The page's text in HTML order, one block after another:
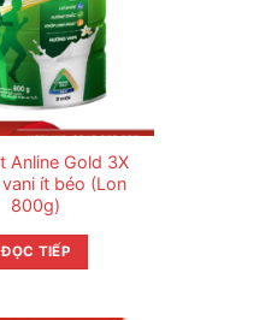
Anline Gold 3X
ít béo (Lon
800g)
ĐỌC TIẾP